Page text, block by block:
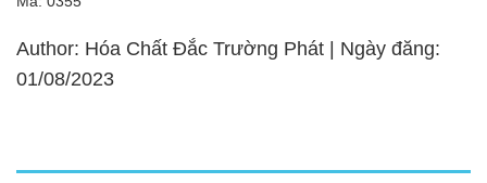
Author: Hóa Chất Đắc Trường Phát | Ngày đăng:
01/08/2023